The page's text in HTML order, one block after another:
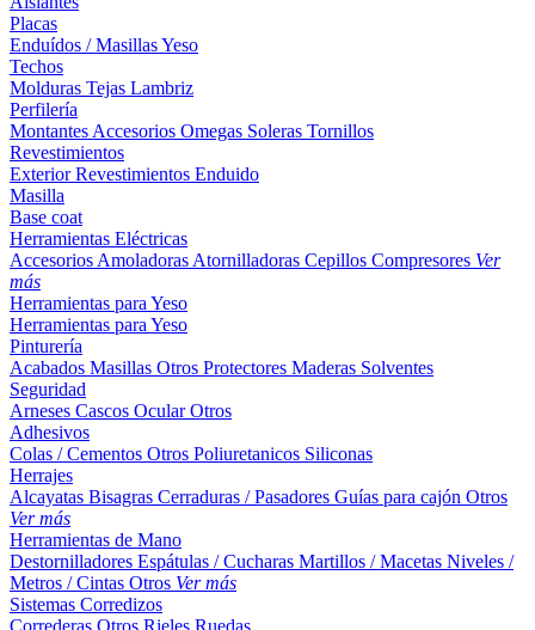
Placas
Enduídos / MasillasYeso
Techos
Molduras Tejas Lambriz
Perfilería
Montantes Accesorios Omegas Soleras Tornillos
Revestimientos
ExteriorRevestimientos Enduido
Masilla
Base coat
Herramientas Eléctricas
Accesorios Amoladoras Atornilladoras Cepillos Compresores Ver
más
Herramientas para Yeso
Herramientas para Yeso
Pinturería
Acabados Masillas Otros Protectores Maderas Solventes
Seguridad
Arneses Cascos OcularOtros
Adhesivos
Colas / Cementos Otros Poliuretanicos Siliconas
Herrajes
Alcayatas Bisagras Cerraduras / Pasadores Guías para cajón Otros
Ver más
Herramientas de Mano
Destornilladores Espátulas / Cucharas Martillos / Macetas Niveles /
Metros / Cintas Otros Ver más
Sistemas Corredizos
Correderas Otros Rieles Ruedas